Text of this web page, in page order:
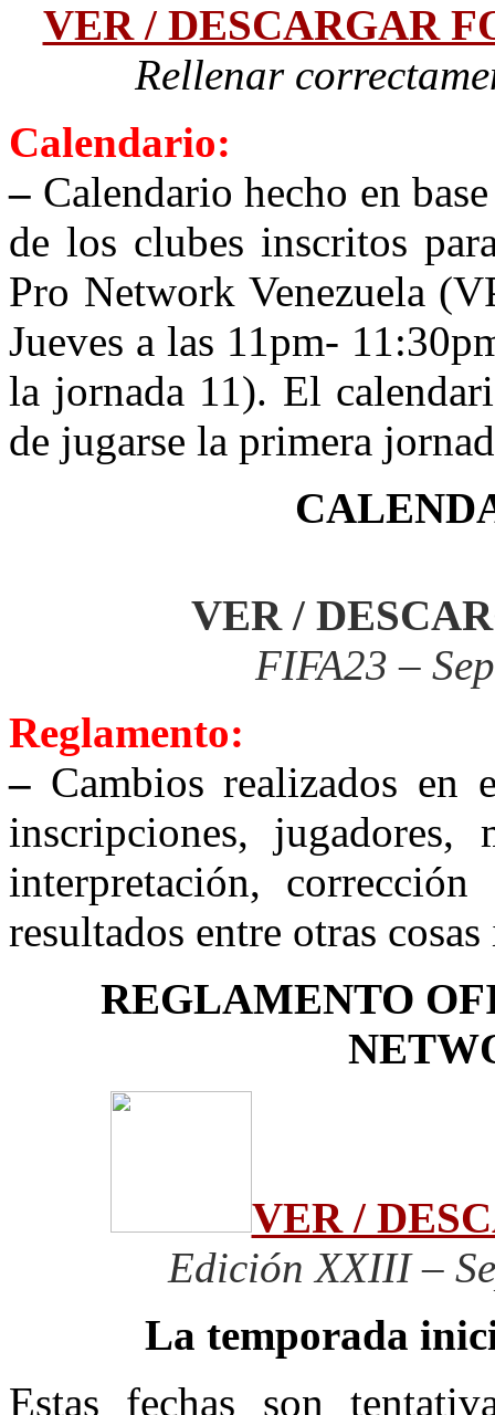
VER / DESCARGAR
Rellenar
Calendario:
– Calendario hecho en
de los clubes inscritos
Pro Network Venezuela
Jueves a las 11pm-
la jornada 11). El
de jugarse la primera
VER /
FIFA23 –
Reglamento:
– Cambios realizados en
inscripciones,
interpretación,
resultados entre otras
REGLAMENTO
VER /
Edición XXIII –
La temporada
Estas fechas son